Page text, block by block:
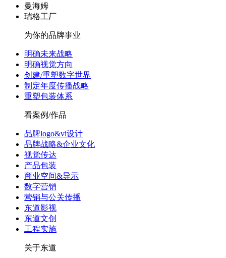
曼海姆
瑞格工厂
为你的品牌事业
明确未来战略
明确视觉方向
创建/重塑数字世界
制定年度传播战略
重塑包装体系
看案例/作品
品牌logo&vi设计
品牌战略&企业文化
视觉传达
产品包装
商业空间&导示
数字营销
营销与公关传播
东道影视
东道文创
工程实施
关于东道